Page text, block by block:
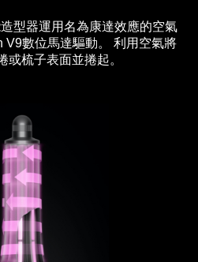
型器運用名為康達效應的空氣
V9數位馬達驅動。 利用空氣將
或梳子表面並捲起。